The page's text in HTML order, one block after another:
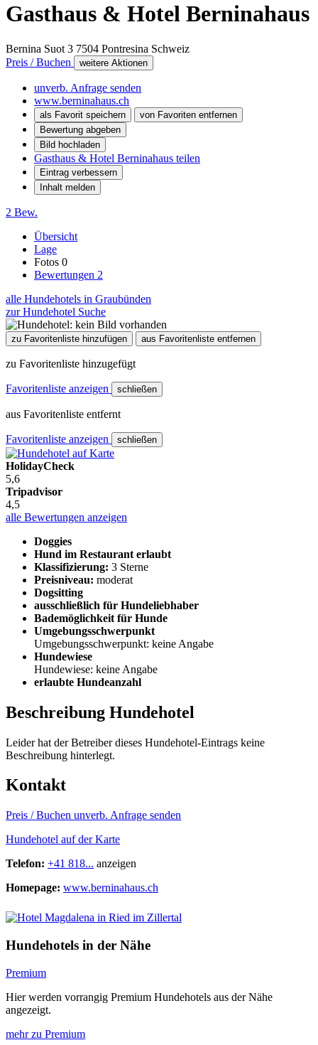
Gasthaus & Hotel Berninahaus
Bernina Suot 3 7504 Pontresina Schweiz
Preis / Buchen
weitere Aktionen
unverb. Anfrage senden
www.berninahaus.ch
als Favorit speichern
von Favoriten entfernen
Bewertung abgeben
Bild hochladen
Gasthaus & Hotel Berninahaus teilen
Eintrag verbessern
Inhalt melden
2 Bew.
Übersicht
Lage
Fotos 0
Bewertungen 2
alle Hundehotels in Graubünden
zur Hundehotel Suche
zu Favoritenliste hinzufügen aus Favoritenliste entfernen
zu Favoritenliste hinzugefügt
Favoritenliste anzeigen schließen
aus Favoritenliste entfernt
Favoritenliste anzeigen schließen
HolidayCheck
5,6
Tripadvisor
4,5
alle Bewertungen anzeigen
Doggies
Hund im Restaurant erlaubt
Klassifizierung: 3 Sterne
Preisniveau: moderat
Dogsitting
ausschließlich für Hundeliebhaber
Bademöglichkeit für Hunde
Umgebungsschwerpunkt
Umgebungsschwerpunkt: keine Angabe
Hundewiese
Hundewiese: keine Angabe
erlaubte Hundeanzahl
Beschreibung Hundehotel
Leider hat der Betreiber dieses Hundehotel-Eintrags keine
Beschreibung hinterlegt.
Kontakt
Preis / Buchen unverb. Anfrage senden
Hundehotel auf der Karte
Telefon: +41 818... anzeigen
Homepage: www.berninahaus.ch
Hundehotels in der Nähe
Premium
Hier werden vorrangig Premium Hundehotels aus der Nähe
angezeigt.
mehr zu Premium